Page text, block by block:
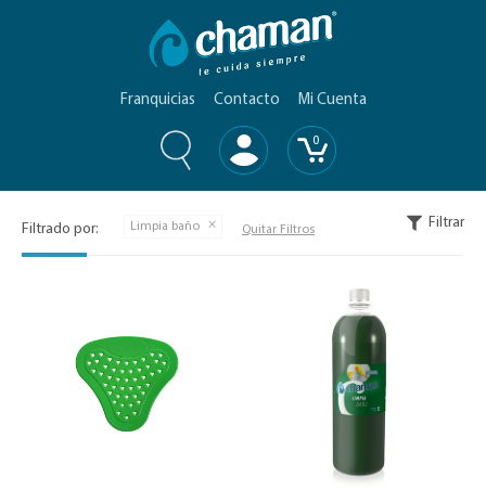
Franquicias Contacto Mi Cuenta
0
Filtrar
Filtrado por: Limpia baño Quitar Filtros